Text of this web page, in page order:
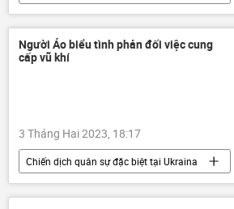
Thế giới
Ukraina
Cuộc khủng hoảng ở Ukraina
Nga
xung đột quân sự
Người Áo biểu tình phản đối việc cung
cấp vũ khí
3 Tháng Hai 2023, 18:17
Chiến dịch quân sự đặc biệt tại Ukraina
Cuộc khủng hoảng ở Ukraina
Ukraina